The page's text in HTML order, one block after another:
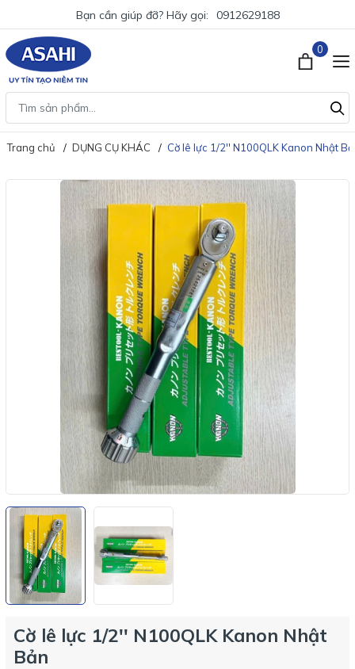
Bạn cần giúp đỡ? Hãy gọi: 0912629188
0
Trang chủ DỤNG CỤ KHÁC Cờ lê lực 1/2'' N100QLK Kanon Nhật
Cờ lê lực 1/2'' N100QLK Kanon Nhật
Bản